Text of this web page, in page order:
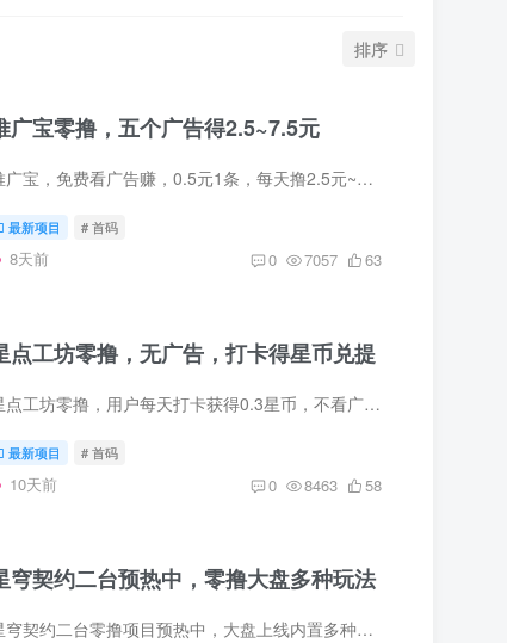
排序
广宝零撸，五个广告得2.5~7.5元
推广宝，免费看广告赚，0.5元1条，每天撸2.5元~7.5元，可提邀请1个直推好友每天看广告最高得1元1人，每天都有推广项目必备超大流量每天可润7.5起邀请码000GHFW1链接 https://tg.suewammes.com/p...
最新项目 # 首码
8天前 0 7057 63
点工坊零撸，无广告，打卡得星币兑提
星点工坊零撸，用户每天打卡获得0.3星币，不看广告，满1星币可兑换红包，邀请好友10代收益1元起提链接https://main.vqyalr.cn/093762
最新项目 # 首码
10天前 0 8463 58
穹契约二台预热中，零撸大盘多种玩法
星穹契约二台零撸项目预热中，大盘上线内置多种玩法即将开启全新模式进群等候首码，提前锁定机会一起迎接上线热潮